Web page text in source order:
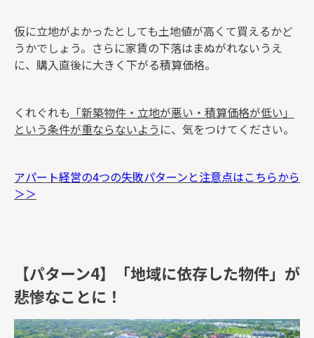
仮に立地がよかったとしても土地値が高くて買えるかど
うかでしょう。さらに家賃の下落はまぬがれないうえ
に、購入直後に大きく下がる積算価格。
くれぐれも 「新築物件・立地が悪い・積算価格が低い」
という条件が重ならないよう に、気をつけてください。
アパート経営の4つの失敗パターンと注意点はこちらから
＞＞
【パターン4】「地域に依存した物件」が
悲惨なことに！